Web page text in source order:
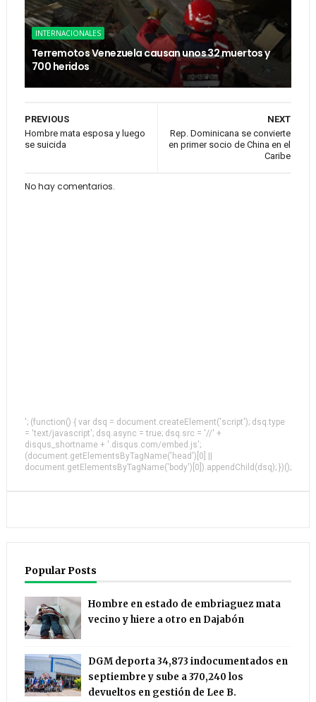
INTERNACIONALES
Terremotos Venezuela causan unos 32 muertos y
700 heridos
NEXT
Rep. Dominicana se convierte
en primer socio de China en el
Caribe
PREVIOUS
Hombre mata esposa y luego
se suicida
No hay comentarios.
'; (function() { var dsq = document.createElement('script'); dsq.type
= 'text/javascript'; dsq.async = true; dsq.src = '//' +
disqus_shortname + '.disqus.com/embed.js';
(document.getElementsByTagName('head')[0] ||
document.getElementsByTagName('body')[0]).appendChild(dsq); })();
Popular Posts
Hombre en estado de embriaguez mata
vecino y hiere a otro en Dajabón
DGM deporta 34,873 indocumentados en
septiembre y sube a 370,240 los
devueltos en gestión de Lee B.